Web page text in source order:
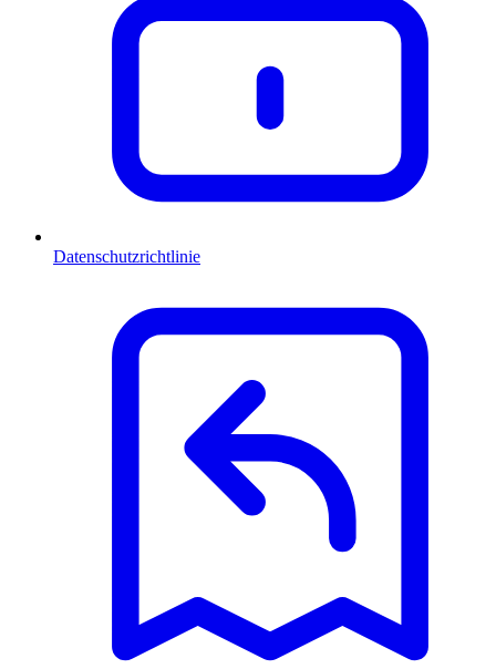
Datenschutzrichtlinie